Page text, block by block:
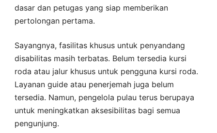
dasar dan petugas yang siap memberikan
pertolongan pertama.
Sayangnya, fasilitas khusus untuk penyandang
disabilitas masih terbatas. Belum tersedia kursi
roda atau jalur khusus untuk pengguna kursi roda.
Layanan guide atau penerjemah juga belum
tersedia. Namun, pengelola pulau terus berupaya
untuk meningkatkan aksesibilitas bagi semua
pengunjung.